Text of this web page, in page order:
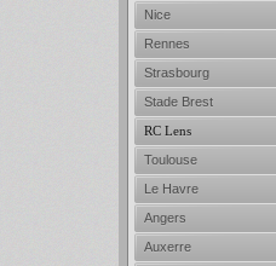
Nice
Rennes
Strasbourg
Stade Brest
RC Lens
Toulouse
Le Havre
Angers
Auxerre